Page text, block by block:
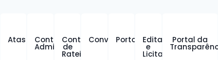
Pregão
Atas Contratos
Administrativos
Contratos
de
Rateio
ConvêniosPortariasEditais
e
Licitações
Portal da